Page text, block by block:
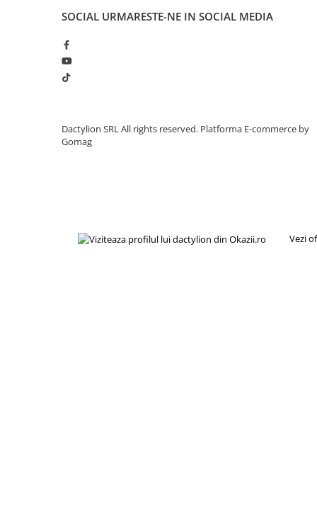
Depozitare sigura
SOCIAL URMARESTE-NE IN SOCIAL MEDIA
Dactylion SRL All rights reserved. Platforma E-commerce by
Gomag
Vezi